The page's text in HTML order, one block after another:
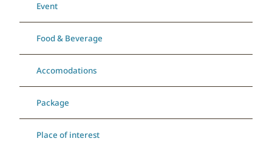
Event
Food & Beverage
Accomodations
Package
Place of interest